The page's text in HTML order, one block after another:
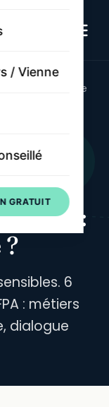
/ Vienne
GRATUIT
ou faiblesse
:
6
: métiers
dialogue